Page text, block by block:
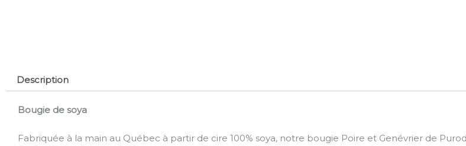
Description
Bougie de soya
Fabriquée à la main au Québec à partir de cire 100% soya, notre bougie Poire et Genévrier de